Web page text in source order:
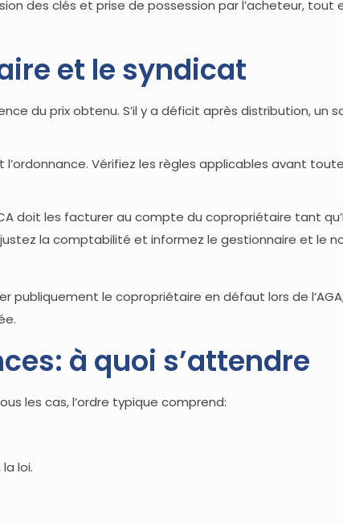
des clés et prise de possession par l’acheteur, tout
et le syndicat
du prix obtenu. S’il y a déficit après distribution, un
Vérifiez les règles applicables avant
doit les facturer au compte du copropriétaire tant
la comptabilité et informez le gestionnaire et le
le copropriétaire en défaut lors de
à quoi s’attendre
les cas, l’ordre typique comprend:
loi.